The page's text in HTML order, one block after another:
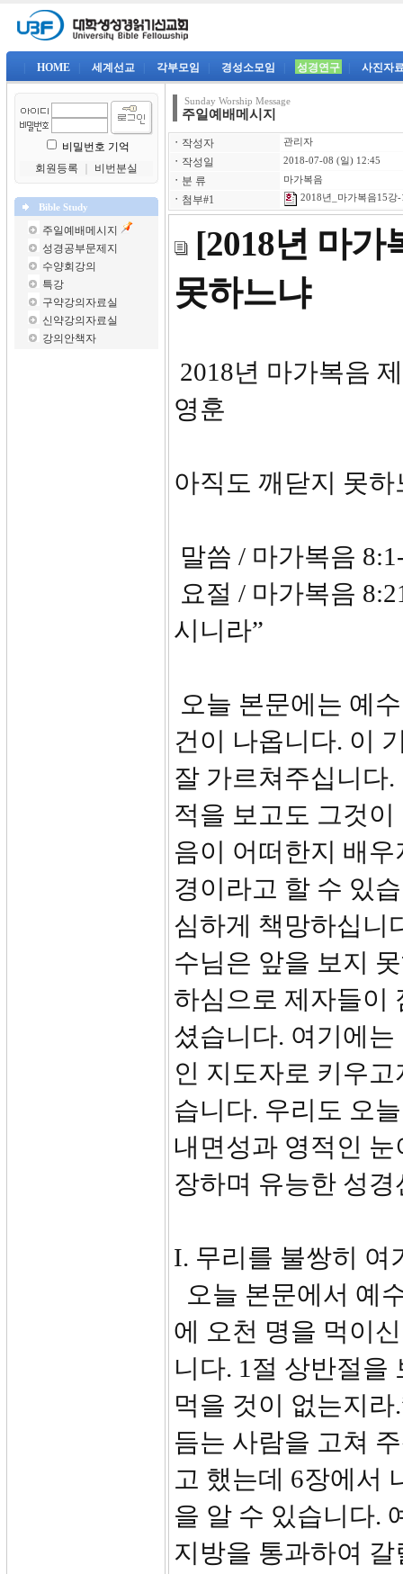
HOME 세계선교 각부모임 경성소모임 성경연구 사진자
비밀번호 기억
회원등록
비번분실
Bible Study
주일예배메시지
성경공부문제지
수양회강의
특강
구약강의자료실
신약강의자료실
강의안책자
Sunday Worship Message
주일예배메시지
ㆍ 작성자 관리자
ㆍ 작성일 2018-07-08 (일) 12:45
ㆍ 분 류 마가복음
ㆍ 첨부#1 2018년_마가복음15강
[2018년 마가
못하느냐
2018년
영훈
아직도 깨닫지 못하
말씀 / 마가복음
요절 / 마가복음
시니라”
오늘 본문에는 예
건이 나옵니다. 이
잘 가르쳐주십니다
적을 보고도 그것
음이 어떠한지 배
경이라고 할 수 있
심하게 책망하십니
수님은 앞을 보지
하심으로 제자들이
셨습니다. 여기에
인 지도자로 키우
습니다. 우리도 오
내면성과 영적인
장하며 유능한 성
I. 무리를 불쌍히 여
오늘 본문에서 예
에 오천 명을 먹이
니다. 1절 상반절을
먹을 것이 없는지
듬는 사람을 고쳐
고 했는데 6장에서
을 알 수 있습니다.
지방을 통과하여